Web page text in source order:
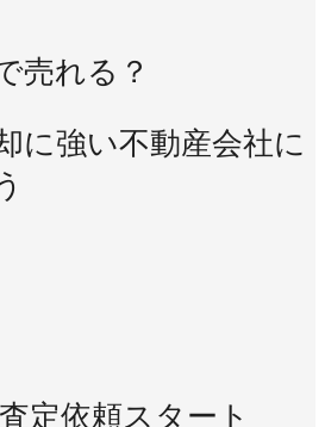
売れる？
に強い不動産会社に
査定依頼スタート